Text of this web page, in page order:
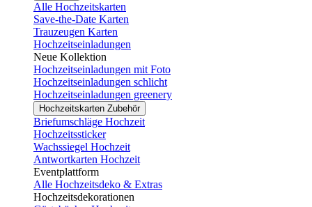
Alle Hochzeitskarten
Save-the-Date Karten
Trauzeugen Karten
Hochzeitseinladungen
Neue Kollektion
Hochzeitseinladungen mit Foto
Hochzeitseinladungen schlicht
Hochzeitseinladungen greenery
Hochzeitskarten Zubehör
Briefumschläge Hochzeit
Hochzeitssticker
Wachssiegel Hochzeit
Antwortkarten Hochzeit
Eventplattform
Alle Hochzeitsdeko & Extras
Hochzeitsdekorationen